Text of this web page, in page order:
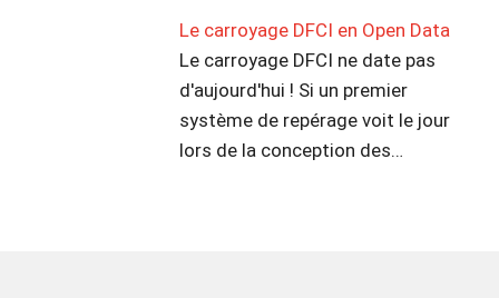
Le carroyage DFCI en Open Data
Le carroyage DFCI ne date pas
d'aujourd'hui ! Si un premier
système de repérage voit le jour
lors de la conception des…